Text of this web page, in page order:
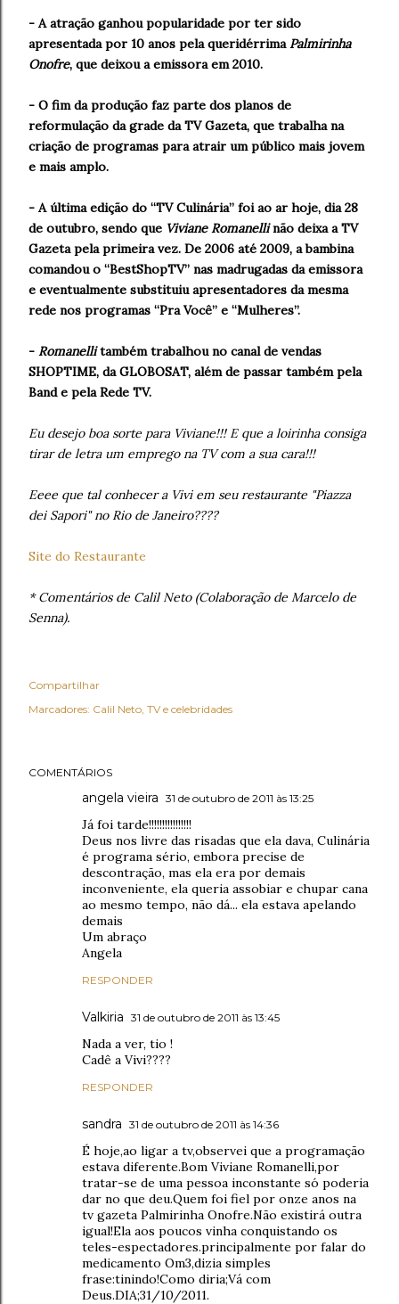
- A atração ganhou popularidade por ter sido
apresentada por 10 anos pela queridérrimaPalmirinha
Onofre, que deixou a emissora em 2010.
- O fim da produção faz parte dos planos de
reformulação da grade da TV Gazeta, que trabalha na
criação de programas para atrair um público mais jovem
e mais amplo.
- A última edição do “TV Culinária” foi ao ar hoje, dia 28
de outubro, sendo que Viviane Romanellinão deixa a TV
Gazeta pela primeira vez. De 2006 até 2009, a bambina
comandou o “BestShopTV” nas madrugadas da emissora
e eventualmente substituiu apresentadores da mesma
rede nos programas “Pra Você” e “Mulheres”.
- Romanellitambém trabalhou no canal de vendas
SHOPTIME, da GLOBOSAT, além de passar também pela
Band e pela Rede TV.
Eu desejo boa sorte para Viviane!!! E que a loirinha consiga
tirar de letra um emprego na TV com a sua cara!!!
Eeee que tal conhecer a Vivi em seu restaurante "Piazza
dei Sapori" no Rio de Janeiro????
Site do Restaurante
* Comentários de Calil Neto (Colaboração de Marcelo de
Senna).
Compartilhar
Marcadores: Calil Neto TV e celebridades
COMENTÁRIOS
angela vieira 31 de outubro de 2011 às 13:25
Já foi tarde!!!!!!!!!!!!!!!!
Deus nos livre das risadas que ela dava, Culinária
é programa sério, embora precise de
descontração, mas ela era por demais
inconveniente, ela queria assobiar e chupar cana
ao mesmo tempo, não dá... ela estava apelando
demais
Um abraço
Angela
RESPONDER
Valkiria 31 de outubro de 2011 às 13:45
Nada a ver, tio !
Cadê a Vivi????
RESPONDER
sandra 31 de outubro de 2011 às 14:36
É hoje,ao ligar a tv,observei que a programação
estava diferente.Bom Viviane Romanelli,por
tratar-se de uma pessoa inconstante só poderia
dar no que deu.Quem foi fiel por onze anos na
tv gazeta Palmirinha Onofre.Não existirá outra
igual!Ela aos poucos vinha conquistando os
teles-espectadores.principalmente por falar do
medicamento Om3,dizia simples
frase:tinindo!Como diria;Vá com
Deus.DIA;31/10/2011.